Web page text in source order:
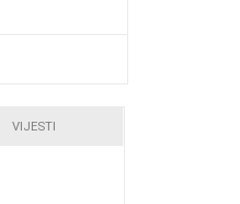
VIJESTI